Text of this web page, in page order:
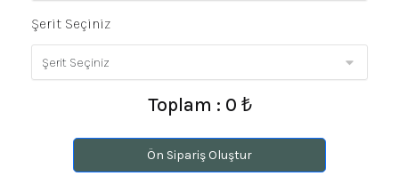
Şerit Seçiniz
Toplam : 0 ₺
Ön Sipariş Oluştur